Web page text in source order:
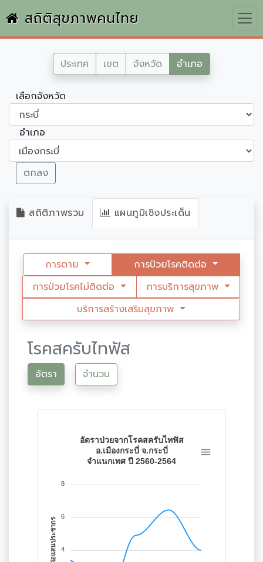
สถิติสุขภาพคนไทย
ประเทศ เขต จังหวัด อำเภอ
เลือกจังหวัด
อำเภอ
ตกลง
สถิติภาพรวม แผนภูมิเชิงประเด็น
การตาย
การป่วยโรคติดต่อ
การป่วยโรคไม่ติดต่อ
การบริการสุขภาพ
บริการสร้างเสริมสุขภาพ
โรคสครับไทฟัส
อัตรา จำนวน